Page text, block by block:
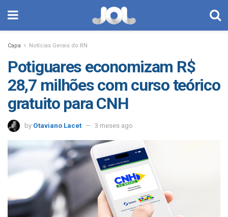
Capa Notícias Gerais do RN
Potiguares economizam R$
28,7 milhões com curso teórico
gratuito para CNH
by Otaviano Lacet 3 meses ago